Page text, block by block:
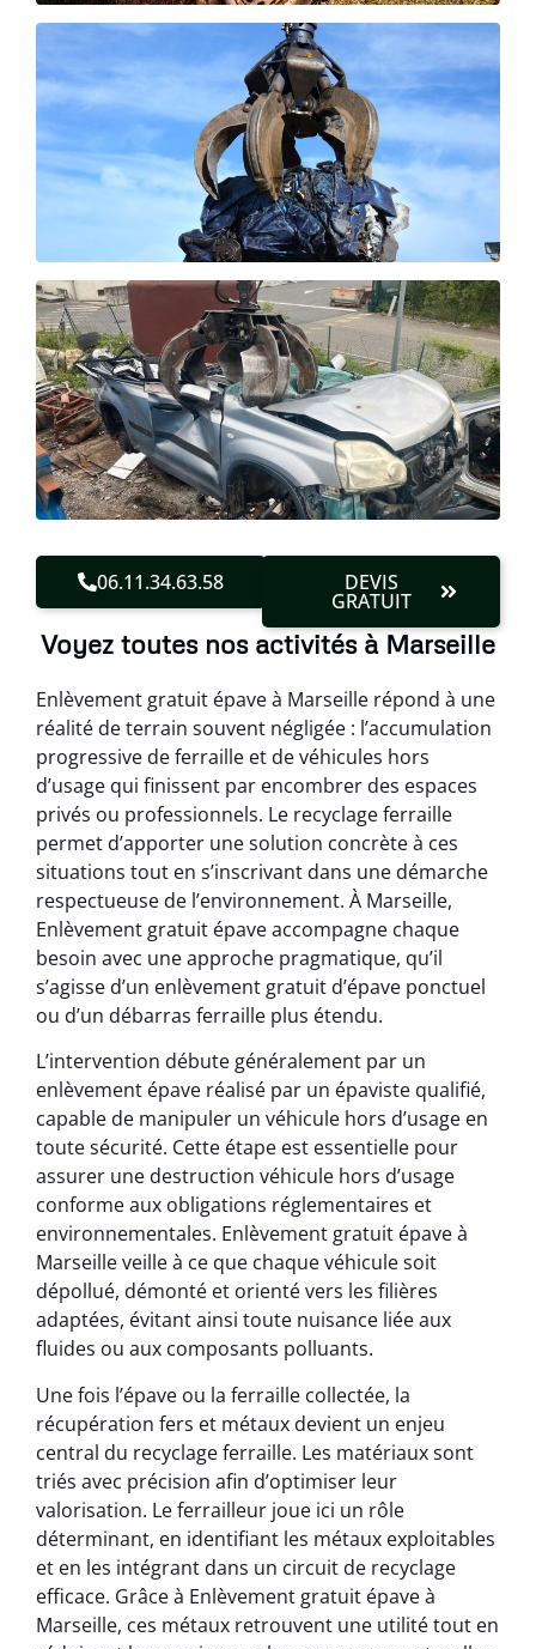
06.11.34.63.58 DEVIS
GRATUIT
Voyez toutes nos activités à Marseille
Enlèvement gratuit épave à Marseille répond à une
réalité de terrain souvent négligée : l’accumulation
progressive de ferraille et de véhicules hors
d’usage qui finissent par encombrer des espaces
privés ou professionnels. Le recyclage ferraille
permet d’apporter une solution concrète à ces
situations tout en s’inscrivant dans une démarche
respectueuse de l’environnement. À Marseille,
Enlèvement gratuit épave accompagne chaque
besoin avec une approche pragmatique, qu’il
s’agisse d’un enlèvement gratuit d’épave ponctuel
ou d’un débarras ferraille plus étendu.
L’intervention débute généralement par un
enlèvement épave réalisé par un épaviste qualifié,
capable de manipuler un véhicule hors d’usage en
toute sécurité. Cette étape est essentielle pour
assurer une destruction véhicule hors d’usage
conforme aux obligations réglementaires et
environnementales. Enlèvement gratuit épave à
Marseille veille à ce que chaque véhicule soit
dépollué, démonté et orienté vers les filières
adaptées, évitant ainsi toute nuisance liée aux
fluides ou aux composants polluants.
Une fois l’épave ou la ferraille collectée, la
récupération fers et métaux devient un enjeu
central du recyclage ferraille. Les matériaux sont
triés avec précision afin d’optimiser leur
valorisation. Le ferrailleur joue ici un rôle
déterminant, en identifiant les métaux exploitables
et en les intégrant dans un circuit de recyclage
efficace. Grâce à Enlèvement gratuit épave à
Marseille, ces métaux retrouvent une utilité tout en